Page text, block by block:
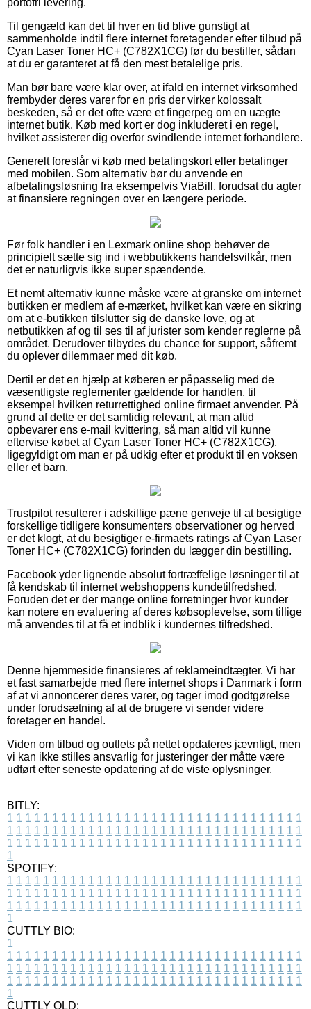
Til gengæld kan det til hver en tid blive gunstigt at
sammenholde indtil flere internet foretagender efter tilbud på
Cyan Laser Toner HC+ (C782X1CG) før du bestiller, sådan
at du er garanteret at få den mest betalelige pris.
Man bør bare være klar over, at ifald en internet virksomhed
frembyder deres varer for en pris der virker kolossalt
beskeden, så er det ofte være et fingerpeg om en uægte
internet butik. Køb med kort er dog inkluderet i en regel,
hvilket assisterer dig overfor svindlende internet forhandlere.
Generelt foreslår vi køb med betalingskort eller betalinger
med mobilen. Som alternativ bør du anvende en
afbetalingsløsning fra eksempelvis ViaBill, forudsat du agter
at finansiere regningen over en længere periode.
Før folk handler i en Lexmark online shop behøver de
principielt sætte sig ind i webbutikkens handelsvilkår, men
det er naturligvis ikke super spændende.
Et nemt alternativ kunne måske være at granske om internet
butikken er medlem af e-mærket, hvilket kan være en sikring
om at e-butikken tilslutter sig de danske love, og at
netbutikken af og til ses til af jurister som kender reglerne på
området. Derudover tilbydes du chance for support, såfremt
du oplever dilemmaer med dit køb.
Dertil er det en hjælp at køberen er påpasselig med de
væsentligste reglementer gældende for handlen, til
eksempel hvilken returrettighed online firmaet anvender. På
grund af dette er det samtidig relevant, at man altid
opbevarer ens e-mail kvittering, så man altid vil kunne
eftervise købet af Cyan Laser Toner HC+ (C782X1CG),
ligegyldigt om man er på udkig efter et produkt til en voksen
eller et barn.
Trustpilot resulterer i adskillige pæne genveje til at besigtige
forskellige tidligere konsumenters observationer og herved
er det klogt, at du besigtiger e-firmaets ratings af Cyan Laser
Toner HC+ (C782X1CG) forinden du lægger din bestilling.
Facebook yder lignende absolut fortræffelige løsninger til at
få kendskab til internet webshoppens kundetilfredshed.
Foruden det er der mange online forretninger hvor kunder
kan notere en evaluering af deres købsoplevelse, som tillige
må anvendes til at få et indblik i kundernes tilfredshed.
Denne hjemmeside finansieres af reklameindtægter. Vi har
et fast samarbejde med flere internet shops i Danmark i form
af at vi annoncerer deres varer, og tager imod godtgørelse
under forudsætning af at de brugere vi sender videre
foretager en handel.
Viden om tilbud og outlets på nettet opdateres jævnligt, men
vi kan ikke stilles ansvarlig for justeringer der måtte være
udført efter seneste opdatering af de viste oplysninger.
BITLY:
1 1 1 1 1 1 1 1 1 1 1 1 1 1 1 1 1 1 1 1 1 1 1 1 1 1 1 1 1 1 1 1 1
1 1 1 1 1 1 1 1 1 1 1 1 1 1 1 1 1 1 1 1 1 1 1 1 1 1 1 1 1 1 1 1 1
1 1 1 1 1 1 1 1 1 1 1 1 1 1 1 1 1 1 1 1 1 1 1 1 1 1 1 1 1 1 1 1 1
1
SPOTIFY:
1 1 1 1 1 1 1 1 1 1 1 1 1 1 1 1 1 1 1 1 1 1 1 1 1 1 1 1 1 1 1 1 1
1 1 1 1 1 1 1 1 1 1 1 1 1 1 1 1 1 1 1 1 1 1 1 1 1 1 1 1 1 1 1 1 1
1 1 1 1 1 1 1 1 1 1 1 1 1 1 1 1 1 1 1 1 1 1 1 1 1 1 1 1 1 1 1 1 1
1
CUTTLY BIO:
1
1 1 1 1 1 1 1 1 1 1 1 1 1 1 1 1 1 1 1 1 1 1 1 1 1 1 1 1 1 1 1 1 1
1 1 1 1 1 1 1 1 1 1 1 1 1 1 1 1 1 1 1 1 1 1 1 1 1 1 1 1 1 1 1 1 1
1 1 1 1 1 1 1 1 1 1 1 1 1 1 1 1 1 1 1 1 1 1 1 1 1 1 1 1 1 1 1 1 1
1
CUTTLY OLD: